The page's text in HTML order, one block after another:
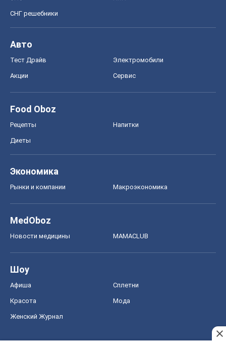
СНГ решебники
Авто
Тест Драйв Электромобили
Акции Сервис
Food Oboz
Рецепты Напитки
Диеты
Экономика
Рынки и компании Mакроэкономика
MedOboz
Новости медицины MAMACLUB
Шоу
Афиша Сплетни
Красота Мода
Женский Журнал